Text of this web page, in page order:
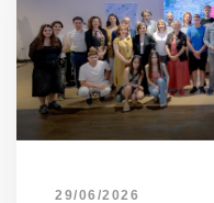
29/06/2026